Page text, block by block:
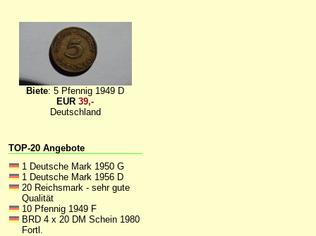
Biete: 5 Pfennig 1949 D
EUR 39,-
Deutschland
TOP-20 Angebote
1 Deutsche Mark 1950 G
1 Deutsche Mark 1956 D
20 Reichsmark - sehr gute
Qualität
10 Pfennig 1949 F
BRD 4 x 20 DM Schein 1980
Fortl.